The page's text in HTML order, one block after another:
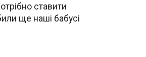
ставити
ще наші бабусі